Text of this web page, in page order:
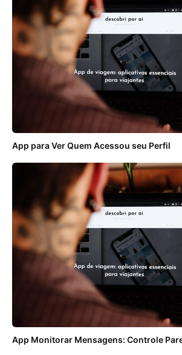
App para Ver Quem Acessou seu Perfil
App Monitorar Mensagens: Controle